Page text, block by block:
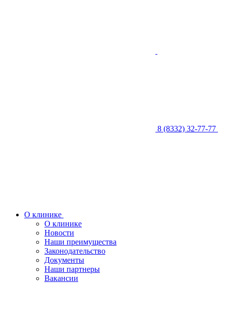
8 (8332) 32-77-77
О клинике
О клинике
Новости
Наши преимущества
Законодательство
Документы
Наши партнеры
Вакансии